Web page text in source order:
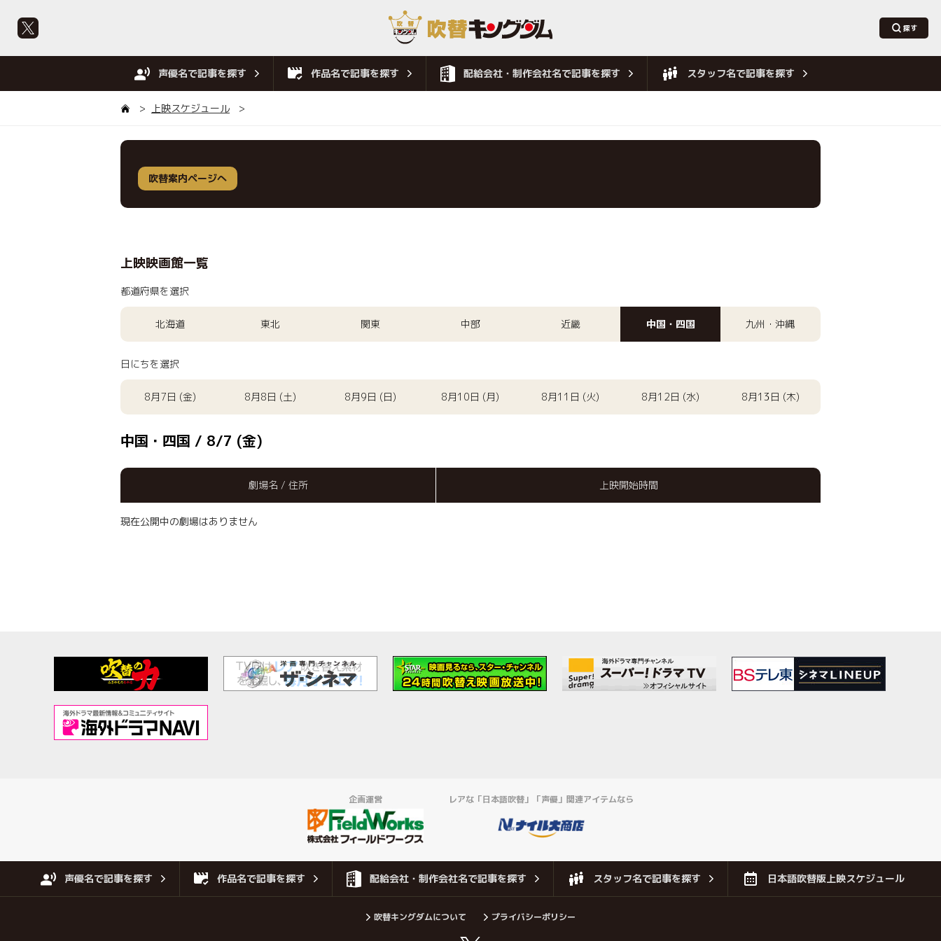
声優名で記事を探す 作品名で記事を探す 配給会社・制作会社名で記事を探す スタッフ名で記事を探す
上映スケジュール
吹替案内ページへ
上映映画館一覧
都道府県を選択
北海道 東北 関東 中部 近畿 中国・四国 九州・沖縄
日にちを選択
8月7日 (金) 8月8日 (土) 8月9日 (日) 8月10日 (月) 8月11日 (火) 8月12日 (水) 8月13日 (木)
中国・四国 / 8/7 (金)
劇場名 / 住所 上映開始時間
現在公開中の劇場はありません
企画運営 レアな「日本語吹替」「声優」関連アイテムなら
声優名で記事を探す 作品名で記事を探す 配給会社・制作会社名で記事を探す スタッフ名で記事を探す 日本語吹替版上映スケジュール
吹替キングダムについて プライバシーポリシー